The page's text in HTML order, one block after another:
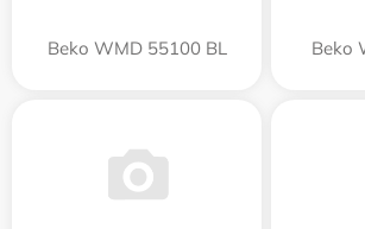
Beko WMD 55100 BL Beko